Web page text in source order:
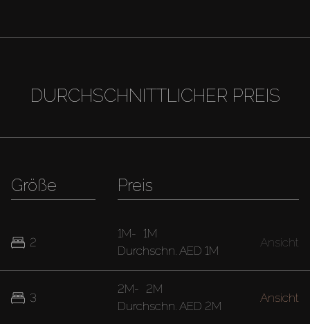
DURCHSCHNITTLICHER PREIS
Größe
2
3
Preis
1M- 1M
Durchschn. AED 1M
Ansicht
2M- 2M
Durchschn. AED 2M
Ansicht